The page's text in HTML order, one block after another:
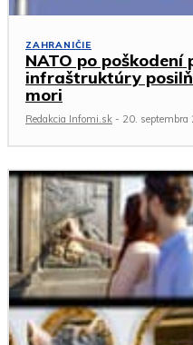
ZAHRANIČIE
NATO po poškodení
infraštruktúry
mori
Redakcia Infomi.sk - 20. septembra